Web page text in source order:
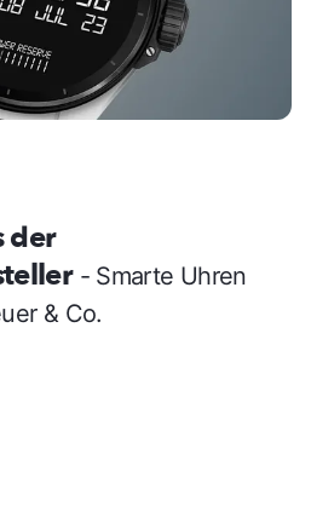
der
- Smarte Uhren
& Co.